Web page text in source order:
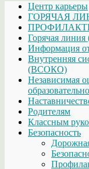
Центр карьеры
ГОРЯЧАЯ
Горячая
Информация
Внутренняя
(ВСОКО)
Независимая
Родителям
Классным
Безопасность